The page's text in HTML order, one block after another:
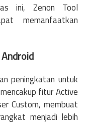
ini, Zenon Tool
memanfaatkan
peningkatan untuk
fitur Active
Custom, membuat
menjadi lebih